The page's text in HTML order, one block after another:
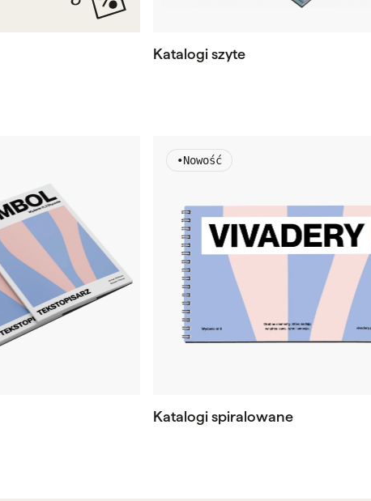
Katalogi szyte
•Nowość
Katalogi spiralowane